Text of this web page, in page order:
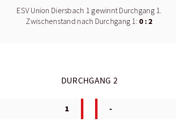
ESV Union Diersbach 1 gewinnt Durchgang 1.
Zwischenstand nach Durchgang 1: 0 : 2
DURCHGANG 2
1 -